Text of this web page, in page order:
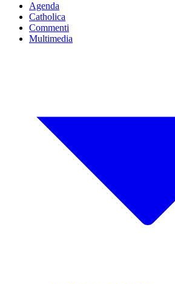
Agenda
Catholica
Commenti
Multimedia